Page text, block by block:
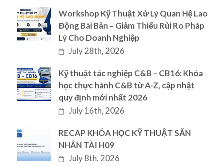
Workshop Kỹ Thuật Xử Lý Quan Hệ Lao
Động Bài Bản – Giảm Thiểu Rủi Ro Pháp
Lý Cho Doanh Nghiệp
July 28th, 2026
Kỹ thuật tác nghiệp C&B – CB16: Khóa
học thực hành C&B từ A-Z, cập nhật
quy định mới nhất 2026
July 16th, 2026
RECAP KHÓA HỌC KỸ THUẬT SĂN
NHÂN TÀI H09
July 8th, 2026